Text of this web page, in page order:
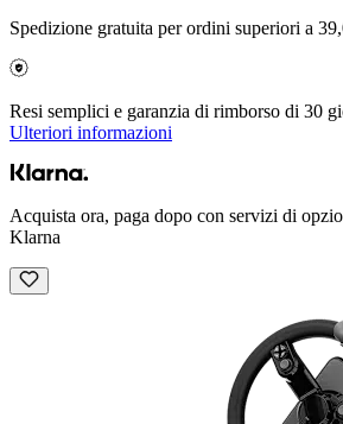
Spedizione gratuita per ordini superiori a
Resi semplici e garanzia di rimborso di 30
Ulteriori informazioni
Acquista ora, paga dopo con servizi di
Klarna